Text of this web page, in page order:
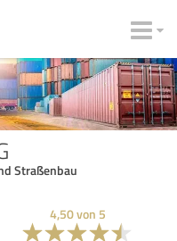
Straßenbau
4,50von 5